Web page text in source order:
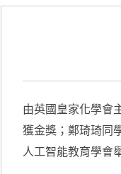
由英國皇家化學會
獲金獎；鄭琦琦同
人工智能教育學會